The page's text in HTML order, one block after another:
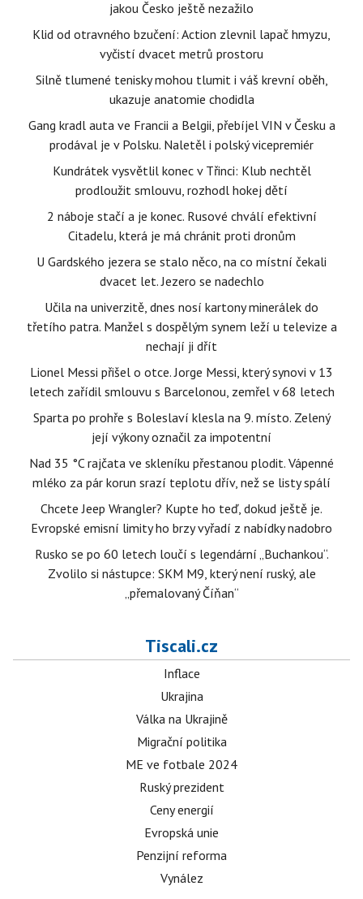
jakou Česko ještě nezažilo
Klid od otravného bzučení: Action zlevnil lapač hmyzu,
vyčistí dvacet metrů prostoru
Silně tlumené tenisky mohou tlumit i váš krevní oběh,
ukazuje anatomie chodidla
Gang kradl auta ve Francii a Belgii, přebíjel VIN v Česku a
prodával je v Polsku. Naletěl i polský vicepremiér
Kundrátek vysvětlil konec v Třinci: Klub nechtěl
prodloužit smlouvu, rozhodl hokej dětí
2 náboje stačí a je konec. Rusové chválí efektivní
Citadelu, která je má chránit proti dronům
U Gardského jezera se stalo něco, na co místní čekali
dvacet let. Jezero se nadechlo
Učila na univerzitě, dnes nosí kartony minerálek do
třetího patra. Manžel s dospělým synem leží u televize a
nechají ji dřít
Lionel Messi přišel o otce. Jorge Messi, který synovi v 13
letech zařídil smlouvu s Barcelonou, zemřel v 68 letech
Sparta po prohře s Boleslaví klesla na 9. místo. Zelený
její výkony označil za impotentní
Nad 35 °C rajčata ve skleníku přestanou plodit. Vápenné
mléko za pár korun srazí teplotu dřív, než se listy spálí
Chcete Jeep Wrangler? Kupte ho teď, dokud ještě je.
Evropské emisní limity ho brzy vyřadí z nabídky nadobro
Rusko se po 60 letech loučí s legendární „Buchankou“.
Zvolilo si nástupce: SKM M9, který není ruský, ale
„přemalovaný Číňan“
Tiscali.cz
Inflace
Ukrajina
Válka na Ukrajině
Migrační politika
ME ve fotbale 2024
Ruský prezident
Ceny energií
Evropská unie
Penzijní reforma
Vynález